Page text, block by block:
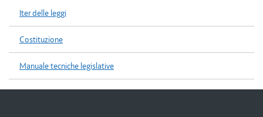
Iter delle leggi
Costituzione
Manuale tecniche legislative